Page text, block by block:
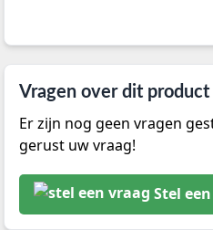
Vragen over dit product
Er zijn nog geen vragen
gerust uw vraag!
Stel